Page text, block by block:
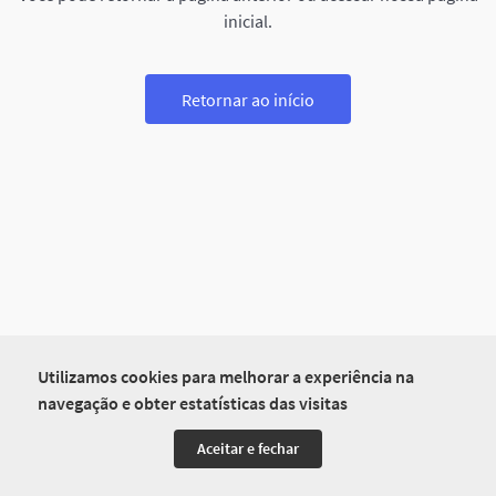
Utilizamos cookies para melhorar a experiência na
navegação e obter estatísticas das visitas
Aceitar e fechar
inicial.
Retornar ao início